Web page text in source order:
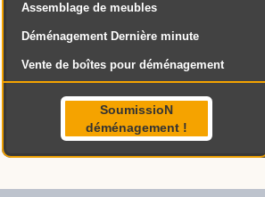
Assemblage de meubles
Déménagement Dernière minute
Vente de boîtes pour déménagement
SoumissioN
déménagement !